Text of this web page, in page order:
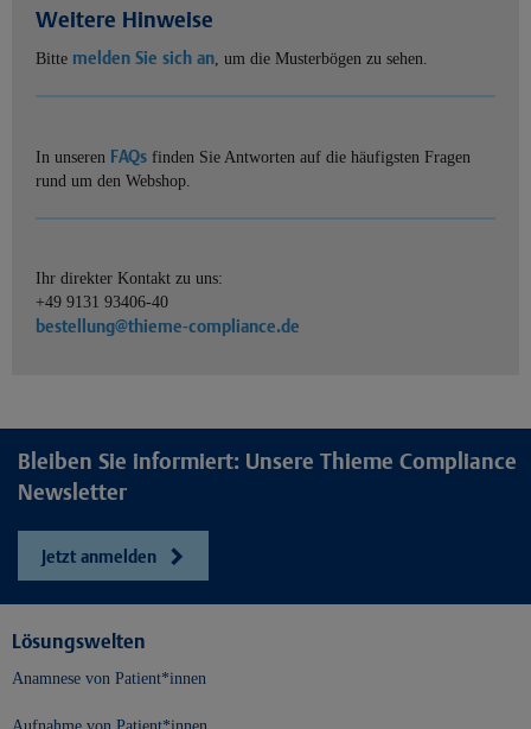
Weitere Hinweise
Bitte melden Sie sich an, um die Musterbögen zu sehen.
In unseren FAQs finden Sie Antworten auf die häufigsten Fragen
rund um den Webshop.
Ihr direkter Kontakt zu uns:
+49 9131 93406-40
bestellung@thieme-compliance.de
Bleiben Sie informiert: Unsere Thieme Compliance
Newsletter
Jetzt anmelden
Lösungswelten
Anamnese von Patient*innen